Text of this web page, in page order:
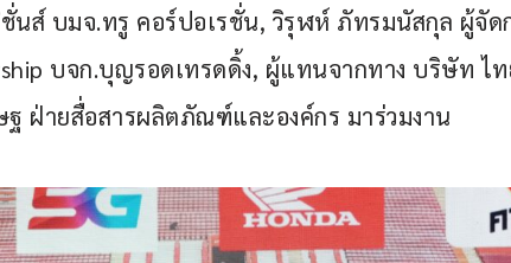
ชั่นส์ บมจ.ทรู คอร์ปอเรชั่น, วิรุฬห์ ภัทรมนัสกุล ผู้จัด
บจก.บุญรอดเทรดดิ้ง, ผู้แทนจากทาง บริษัท ไ
ฝ่ายสื่อสารผลิตภัณฑ์และองค์กร มาร่วมงาน